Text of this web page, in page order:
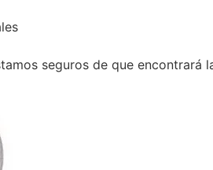
seguros de que encontrará